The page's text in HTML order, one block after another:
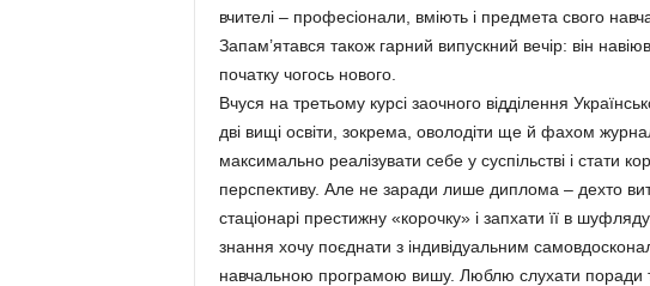
вчителі – професіонали, вміють і предмета свого
Запам’ятався також гарний випускний вечір: він
початку чогось нового.
Вчуся на третьому курсі заочного відділення
дві вищі освіти, зокрема, оволодіти ще й фахом
максимально реалізувати себе у суспільстві і стати
перспективу. Але не заради лише диплома – дехто
стаціонарі престижну «корочку» і запхати її в
знання хочу поєднати з індивідуальним
навчальною програмою вишу. Люблю слухати поради